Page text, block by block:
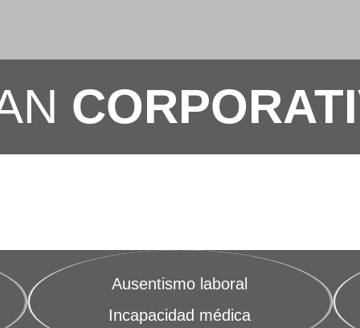
Ausentismo laboral
Incapacidad médica